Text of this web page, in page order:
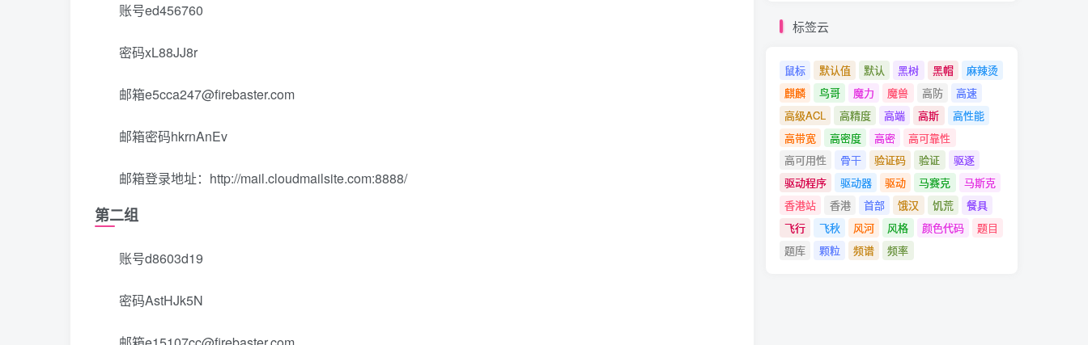
账号ed456760
密码xL88JJ8r
邮箱e5cca247@firebaster.com
邮箱密码hkrnAnEv
邮箱登录地址：http://mail.cloudmailsite.com:8888/
第二组
账号d8603d19
密码AstHJk5N
标签云
鼠标 默认值 默认 黑树 黑帽
麻辣烫
麒麟
鸟哥 魔力 魔兽 高防
高速
高级ACL
高精度 高端 高斯
高性能
高带宽
高密度 高密
高可靠性
高可用性
骨干 验证码 验证
驱逐
驱动程序
驱动器 驱动 马赛克
马斯克
香港站
香港 首部 饿汉 饥荒
餐具
飞行
飞秋 风河 风格 颜色代码
题目
题库
颗粒 频谱 频率